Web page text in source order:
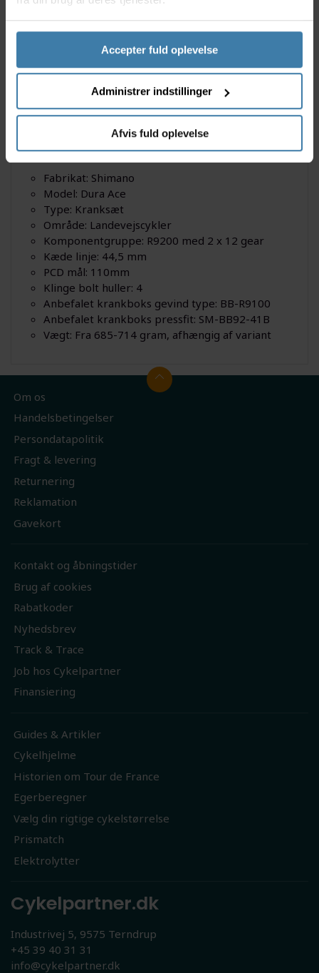
Accepter fuld oplevelse
Administrer indstillinger
Afvis fuld oplevelse
Beskrivelse Specifikationer Dokumenter
Denne Shimano Dura Ace kranksæt er med 165-175
mm pedalarme og findes med forskellige
tandkombinationer. kranksættet hører til Shimano 12
Specifikationer
Fabrikat: Shimano
Model: Dura Ace
Type: Kranksæt
Område: Landevejscykler
Komponentgruppe: R9200 med 2 x 12 gear
Kæde linje: 44,5 mm
PCD mål: 110mm
Klinge bolt huller: 4
Anbefalet krankboks gevind type: BB-R9100
Anbefalet krankboks pressfit: SM-BB92-41B
Vægt: Fra 685-714 gram, afhængig af variant
Om os
Handelsbetingelser
Persondatapolitik
Fragt & levering
Returnering
Reklamation
Gavekort
Kontakt og åbningstider
Brug af cookies
Rabatkoder
Nyhedsbrev
Track & Trace
Job hos Cykelpartner
Finansiering
Guides & Artikler
Cykelhjelme
Historien om Tour de France
Egerberegner
Vælg din rigtige cykelstørrelse
Prismatch
Elektrolytter
Cykelpartner.dk
Industrivej 5, 9575 Terndrup
+45 39 40 31 31
info@cykelpartner.dk